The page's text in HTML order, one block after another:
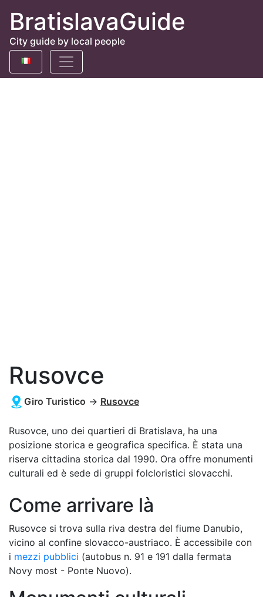
BratislavaGuide
City guide by local people
Rusovce
Giro Turistico → Rusovce
Rusovce, uno dei quartieri di Bratislava, ha una
posizione storica e geografica specifica. È stata una
riserva cittadina storica dal 1990. Ora offre monumenti
culturali ed è sede di gruppi folcloristici slovacchi.
Come arrivare là
Rusovce si trova sulla riva destra del fiume Danubio,
vicino al confine slovacco-austriaco. È accessibile con
i mezzi pubblici (autobus n. 91 e 191 dalla fermata
Novy most - Ponte Nuovo).